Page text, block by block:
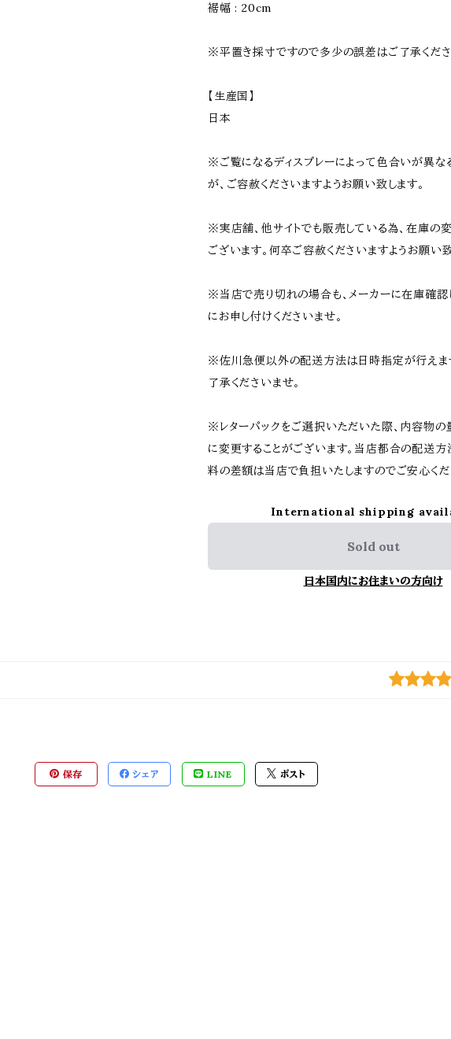
裾幅 : 20cm
※平置き採寸ですので多少の誤差はご了承くださ
【生産国】
日本
※ご覧になるディスプレーによって色合いが異な
が、ご容赦くださいますようお願い致します。
※実店舗、他サイトでも販売している為、在庫の
ございます。何卒ご容赦くださいますようお願い致
※当店で売り切れの場合も、メーカーに在庫確認
にお申し付けくださいませ。
※佐川急便以外の配送方法は日時指定が行えま
了承くださいませ。
※レターパックをご選択いただいた際、内容物の
に変更することがございます。当店都合の配送
料の差額は当店で負担いたしますのでご安心くだ
International shipping
Sold out
日本国内にお住まいの方向け
保存 シェア LINE ポスト